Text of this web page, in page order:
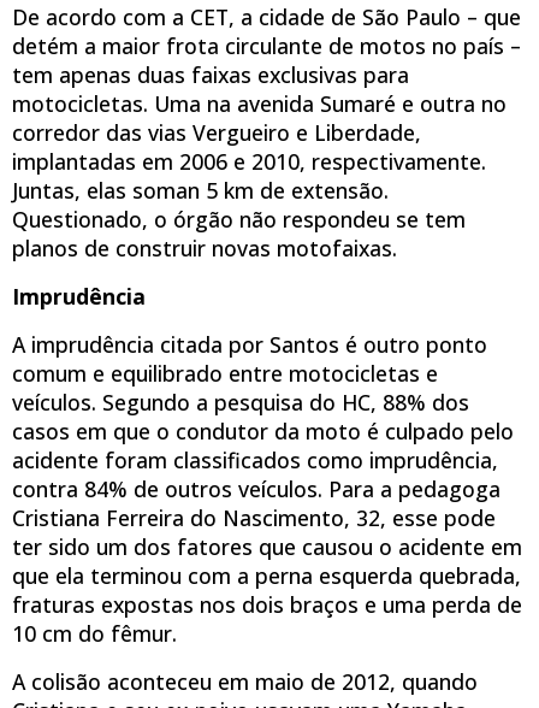
De acordo com a CET, a cidade de São Paulo – que
detém a maior frota circulante de motos no país –
tem apenas duas faixas exclusivas para
motocicletas. Uma na avenida Sumaré e outra no
corredor das vias Vergueiro e Liberdade,
implantadas em 2006 e 2010, respectivamente.
Juntas, elas soman 5 km de extensão.
Questionado, o órgão não respondeu se tem
planos de construir novas motofaixas.
Imprudência
A imprudência citada por Santos é outro ponto
comum e equilibrado entre motocicletas e
veículos. Segundo a pesquisa do HC, 88% dos
casos em que o condutor da moto é culpado pelo
acidente foram classificados como imprudência,
contra 84% de outros veículos. Para a pedagoga
Cristiana Ferreira do Nascimento, 32, esse pode
ter sido um dos fatores que causou o acidente em
que ela terminou com a perna esquerda quebrada,
fraturas expostas nos dois braços e uma perda de
10 cm do fêmur.
A colisão aconteceu em maio de 2012, quando